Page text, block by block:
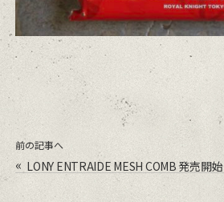
前の記事へ
« LONY ENTRAIDE MESH COMB 発売開始